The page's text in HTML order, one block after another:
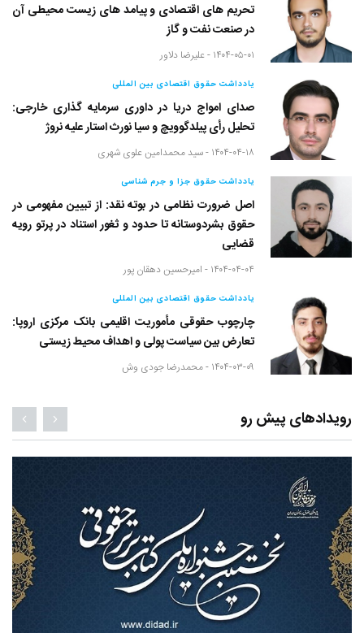
تحریم های اقتصادی و پیامد های زیست محیطی آن
در صنعت نفت و گاز
۱۴۰۴-۰۵-۰۱ - علیرضا دلاور
یادداشت حقوق اقتصادی بین المللی
صدای امواج دریا در داوری سرمایه گذاری خارجی:
تحلیل رأی پیلدگوویچ و سیا نورث استار علیه نروژ
۱۴۰۴-۰۴-۱۸ - سید محمدامین علوی شهری
یادداشت حقوق جزا و جرم شناسی
اصل ضرورت نظامی در بوته نقد: از تبیین مفهومی در
حقوق بشردوستانه تا حدود و ثغور استناد در پرتو رویه
قضایی
۱۴۰۴-۰۴-۰۴ - امیرحسین دهقان پور
یادداشت حقوق اقتصادی بین المللی
چارچوب حقوقی مأموریت اقلیمی بانک مرکزی اروپا:
تعارض بین سیاست پولی و اهداف محیط زیستی
۱۴۰۴-۰۳-۰۹ - محمدرضا جودی وش
رویدادهای پیش رو